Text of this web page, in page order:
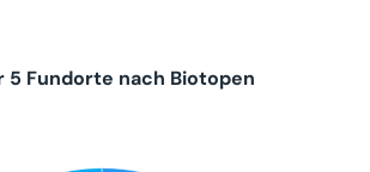
5 Fundorte nach Biotopen